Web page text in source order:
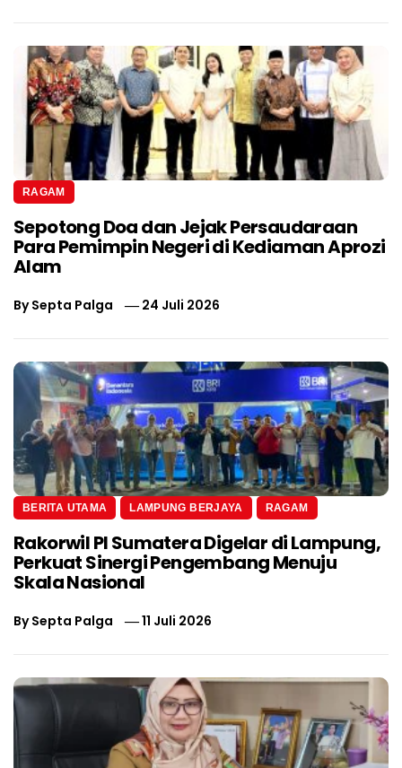
RAGAM
Sepotong Doa dan Jejak Persaudaraan
Para Pemimpin Negeri di Kediaman Aprozi
Alam
BySepta Palga 24 Juli 2026
BERITA UTAMA LAMPUNG BERJAYA RAGAM
Rakorwil PI Sumatera Digelar di Lampung,
Perkuat Sinergi Pengembang Menuju
Skala Nasional
BySepta Palga 11 Juli 2026